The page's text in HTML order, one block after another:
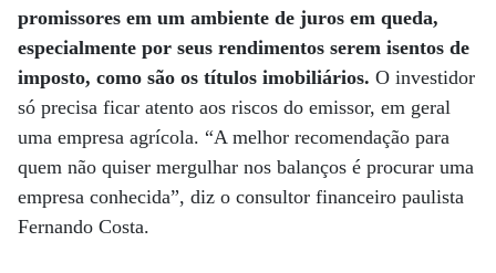
promissores em um ambiente de juros em queda,
especialmente por seus rendimentos serem isentos de
imposto, como são os títulos imobiliários. O investidor
só precisa ficar atento aos riscos do emissor, em geral
uma empresa agrícola. “A melhor recomendação para
quem não quiser mergulhar nos balanços é procurar uma
empresa conhecida”, diz o consultor financeiro paulista
Fernando Costa.